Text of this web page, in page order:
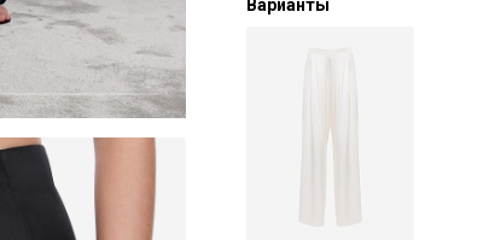
Варианты